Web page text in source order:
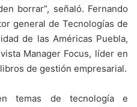
borrar”, señaló. Fernando
general de Tecnologías de
de las Américas Puebla,
Manager Focus, líder en
de gestión empresarial.
temas de tecnología e